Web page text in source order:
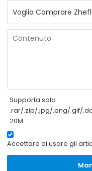
Supporta solo
.rar/.zip/.jpg/.png/.gif/
20M
Accettare di usare gli